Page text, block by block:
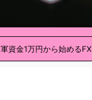
軍資金1万円から始めるFX